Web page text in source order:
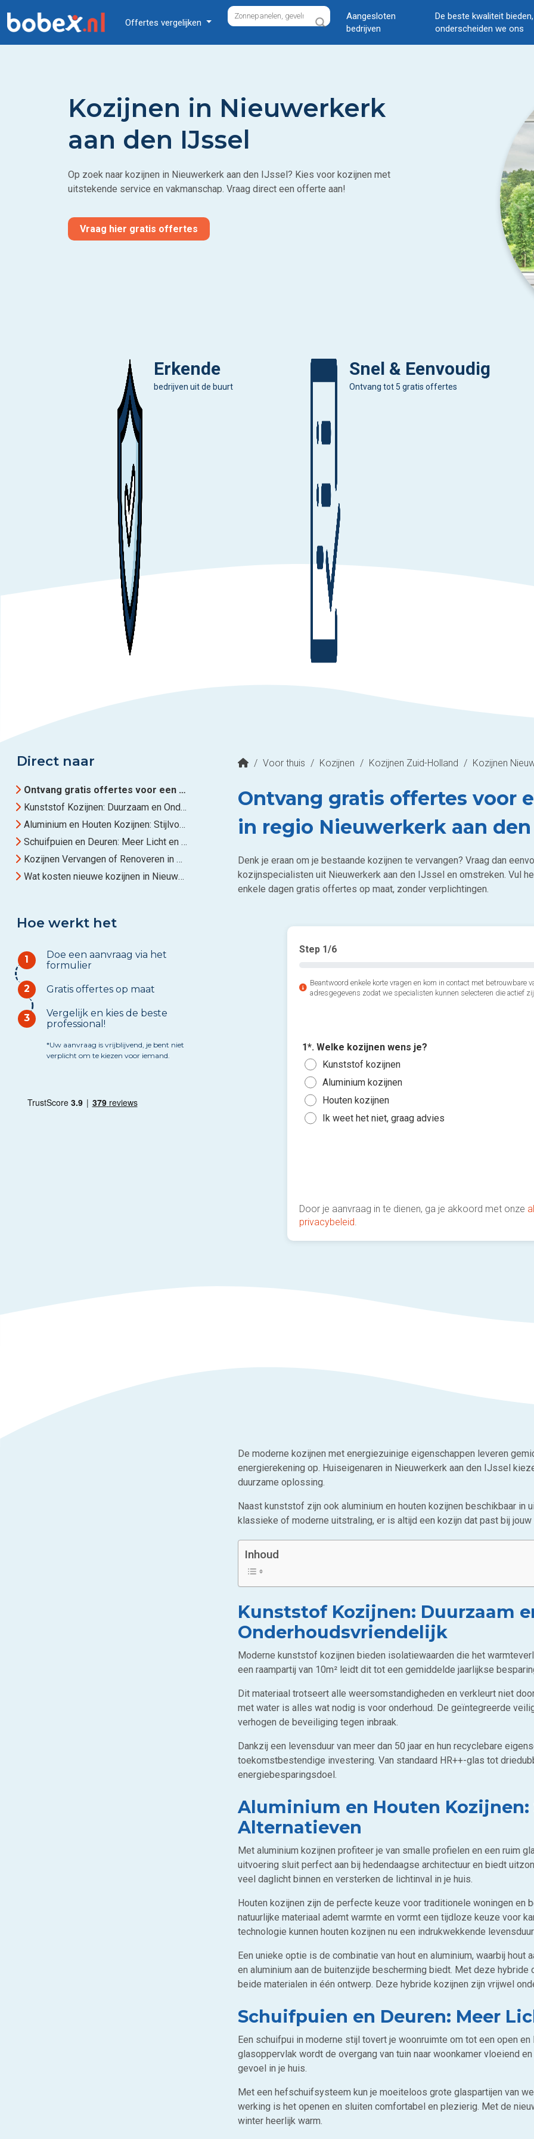
Offertes vergelijken
Aangesloten
bedrijven
De beste kwaliteit
onderscheiden we ons
Kozijnen in Nieuwerkerk
aan den IJssel
Op zoek naar kozijnen in Nieuwerkerk aan den IJssel? Kies voor kozijnen met
uitstekende service en vakmanschap. Vraag direct een offerte aan!
Vraag hier gratis offertes
Erkende
bedrijven uit de buurt
Snel & Eenvoudig
Ontvang tot 5 gratis offertes
Direct naar
Ontvang gratis offertes voor een kozijnspecialist in regio Nieuwerkerk aan den IJssel
Kunststof Kozijnen: Duurzaam en Onderhoudsvriendelijk
Aluminium en Houten Kozijnen: Stijlvolle Alternatieven
Schuifpuien en Deuren: Meer Licht en Ruimte
Kozijnen Vervangen of Renoveren in Nieuwerkerk aan den IJssel
Wat kosten nieuwe kozijnen in Nieuwerkerk aan den IJssel?
Hoe werkt het
1
Doe een aanvraag via het
formulier
2 Gratis offertes op maat
3
Vergelijk en kies de beste
professional!
*Uw aanvraag is vrijblijvend, je bent niet
verplicht om te kiezen voor iemand.
/ Voor thuis / Kozijnen / Kozijnen Zuid-Holland / Kozijnen
Ontvang gratis offertes voor
in regio Nieuwerkerk aan den
Denk je eraan om je bestaande kozijnen te vervangen? Vraag dan
kozijnspecialisten uit Nieuwerkerk aan den IJssel en omstreken. Vul
enkele dagen gratis offertes op maat, zonder verplichtingen.
Step 1/6
Beantwoord enkele korte vragen en kom in contact met betrouwbare
adresgegevens zodat we specialisten kunnen selecteren die actief
1*. Welke kozijnen wens je?
Kunststof kozijnen
Aluminium kozijnen
Houten kozijnen
Ik weet het niet, graag advies
Door je aanvraag in te dienen, ga je akkoord met onze
privacybeleid.
De moderne kozijnen met energiezuinige eigenschappen leveren
energierekening op. Huiseigenaren in Nieuwerkerk aan den IJssel
duurzame oplossing.
Naast kunststof zijn ook aluminium en houten kozijnen beschikbaar in
klassieke of moderne uitstraling, er is altijd een kozijn dat past bij jouw
Inhoud
Kunststof Kozijnen: Duurzaam
Onderhoudsvriendelijk
Moderne kunststof kozijnen bieden isolatiewaarden die het
een raampartij van 10m² leidt dit tot een gemiddelde jaarlijkse
Dit materiaal trotseert alle weersomstandigheden en verkleurt niet
met water is alles wat nodig is voor onderhoud. De geïntegreerde
verhogen de beveiliging tegen inbraak.
Dankzij een levensduur van meer dan 50 jaar en hun recyclebare
toekomstbestendige investering. Van standaard HR++-glas tot
energiebesparingsdoel.
Aluminium en Houten
Alternatieven
Met aluminium kozijnen profiteer je van smalle profielen en een ruim
uitvoering sluit perfect aan bij hedendaagse architectuur en biedt
veel daglicht binnen en versterken de lichtinval in je huis.
Houten kozijnen zijn de perfecte keuze voor traditionele woningen en
natuurlijke materiaal ademt warmte en vormt een tijdloze keuze voor
technologie kunnen houten kozijnen nu een indrukwekkende
Een unieke optie is de combinatie van hout en aluminium, waarbij
en aluminium aan de buitenzijde bescherming biedt. Met deze
beide materialen in één ontwerp. Deze hybride kozijnen zijn vrijwel
Schuifpuien en Deuren: Meer
Een schuifpui in moderne stijl tovert je woonruimte om tot een open
glasoppervlak wordt de overgang van tuin naar woonkamer vloeiend
gevoel in je huis.
Met een hefschuifsysteem kun je moeiteloos grote glaspartijen van
werking is het openen en sluiten comfortabel en plezierig. Met de
winter heerlijk warm.